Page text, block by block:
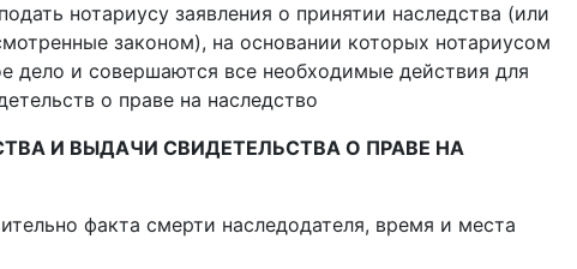
нотариусу заявления о принятии наследства (или
законом), на основании которых нотариусом
дело и совершаются все необходимые действия для
о праве на наследство
И ВЫДАЧИ СВИДЕТЕЛЬСТВА О ПРАВЕ НА
факта смерти наследодателя, время и места